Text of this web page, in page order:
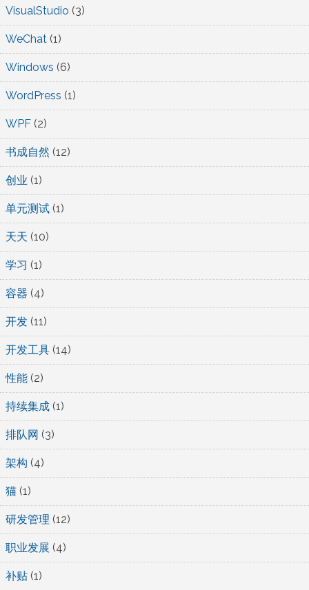
VisualStudio (3)
WeChat (1)
Windows (6)
WordPress (1)
WPF (2)
书成自然 (12)
创业 (1)
单元测试 (1)
天天 (10)
学习 (1)
容器 (4)
开发 (11)
开发工具 (14)
性能 (2)
持续集成 (1)
排队网 (3)
架构 (4)
猫 (1)
研发管理 (12)
职业发展 (4)
补贴 (1)